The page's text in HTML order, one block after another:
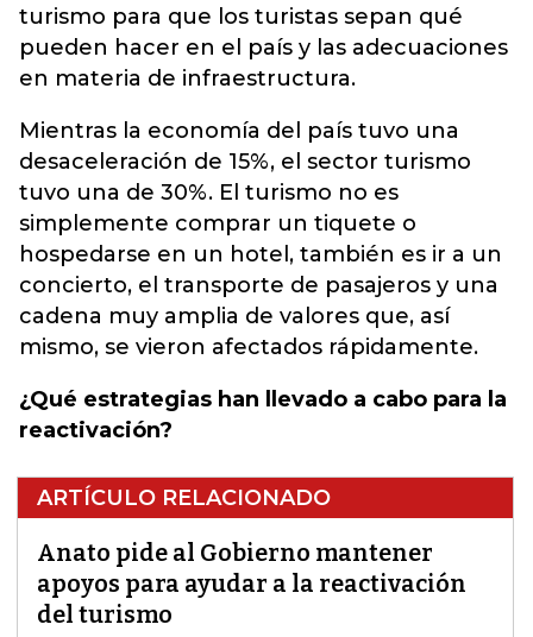
turismo para que los turistas sepan qué
pueden hacer en el país y las adecuaciones
en materia de infraestructura.
Mientras la economía del país tuvo una
desaceleración de 15%, el sector turismo
tuvo una de 30%. El turismo no es
simplemente comprar un tiquete o
hospedarse en un hotel, también es ir a un
concierto, el transporte de pasajeros y una
cadena muy amplia de valores que, así
mismo, se vieron afectados rápidamente.
¿Qué estrategias han llevado a cabo para la
reactivación?
ARTÍCULO RELACIONADO
Anato pide al Gobierno mantener
apoyos para ayudar a la reactivación
del turismo